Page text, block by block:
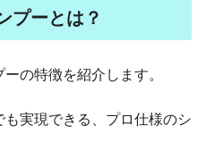
プーとは？
の特徴を紹介します。
実現できる、プロ仕様のシ